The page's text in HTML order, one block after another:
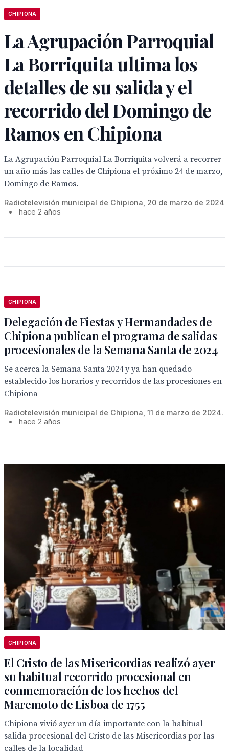
CHIPIONA
La Agrupación Parroquial
La Borriquita ultima los
detalles de su salida y el
recorrido del Domingo de
Ramos en Chipiona
La Agrupación Parroquial La Borriquita volverá a recorrer
un año más las calles de Chipiona el próximo 24 de marzo,
Domingo de Ramos.
Radiotelevisión municipal de Chipiona, 20 de marzo de 2024
•
hace 2 años
CHIPIONA
Delegación de Fiestas y Hermandades de
Chipiona publican el programa de salidas
procesionales de la Semana Santa de 2024
Se acerca la Semana Santa 2024 y ya han quedado
establecido los horarios y recorridos de las procesiones en
Chipiona
Radiotelevisión municipal de Chipiona, 11 de marzo de 2024.
•
hace 2 años
CHIPIONA
El Cristo de las Misericordias realizó ayer
su habitual recorrido procesional en
conmemoración de los hechos del
Maremoto de Lisboa de 1755
Chipiona vivió ayer un día importante con la habitual
salida procesional del Cristo de las Misericordias por las
calles de la localidad